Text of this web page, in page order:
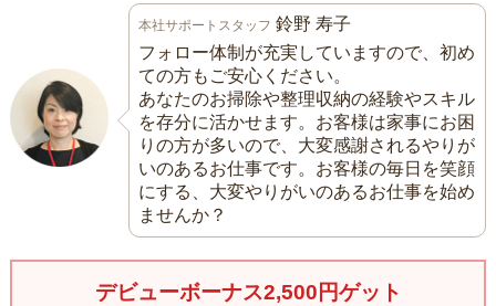
本社サポートスタッフ 鈴野 寿子
フォロー体制が充実していますので、初め
ての方もご安心ください。
あなたのお掃除や整理収納の経験やスキル
を存分に活かせます。お客様は家事にお困
りの方が多いので、大変感謝されるやりが
いのあるお仕事です。お客様の毎日を笑顔
にする、大変やりがいのあるお仕事を始め
ませんか？
デビューボーナス2,500円ゲット